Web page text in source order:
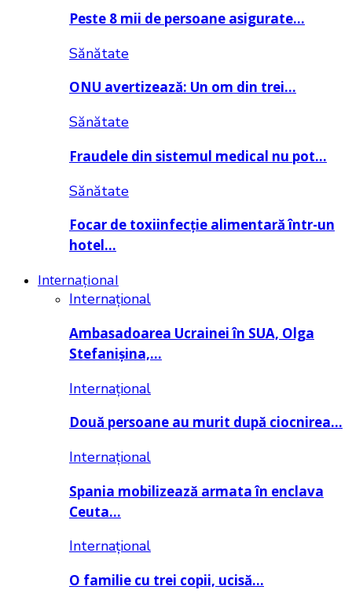
Peste 8 mii de persoane asigurate…
Sănătate
ONU avertizează: Un om din trei…
Sănătate
Fraudele din sistemul medical nu pot…
Sănătate
Focar de toxiinfecție alimentară într-un
hotel…
Internațional
Internațional
Ambasadoarea Ucrainei în SUA, Olga
Stefanișina,…
Internațional
Două persoane au murit după ciocnirea…
Internațional
Spania mobilizează armata în enclava
Ceuta…
Internațional
O familie cu trei copii, ucisă…